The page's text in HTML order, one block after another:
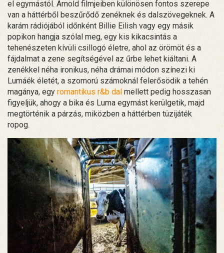
el egymástól. Arnold filmjeiben különösen fontos szerepe
van a háttérből beszűrődő zenéknek és dalszövegeknek. A
karám rádiójából időnként Billie Eilish vagy egy másik
popikon hangja szólal meg, egy kis kikacsintás a
tehenészeten kívüli csillogó életre, ahol az örömöt és a
fájdalmat a zene segítségével az űrbe lehet kiáltani. A
zenékkel néha ironikus, néha drámai módon színezi ki
Lumáék életét, a szomorú számoknál felerősödik a tehén
magánya, egy romantikus r&b dal mellett pedig hosszasan
figyeljük, ahogy a bika és Luma egymást kerülgetik, majd
megtörténik a párzás, miközben a háttérben tüzijáték
ropog.